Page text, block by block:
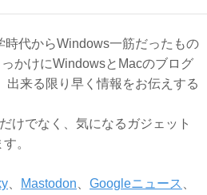
代からWindows一筋だったもの
かけにWindowsとMacのブログ
出来る限り早く情報をお伝えする
けでなく、気になるガジェット
。
Mastodon Googleニュース